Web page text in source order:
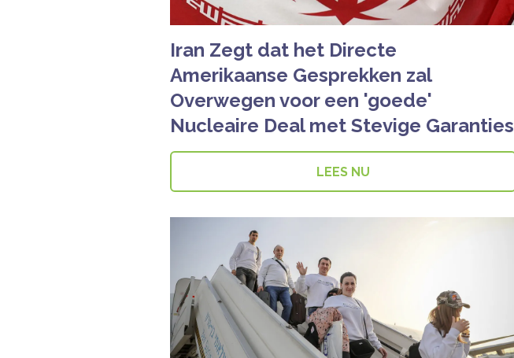
Iran Zegt dat het Directe
Amerikaanse Gesprekken zal
Overwegen voor een 'goede'
Nucleaire Deal met Stevige Garanties
LEES NU